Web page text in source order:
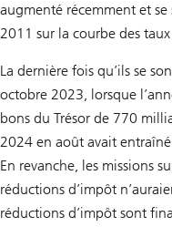
augmenté récemment et
2011 sur la courbe des
La dernière fois qu’ils se
octobre 2023, lorsque
bons du Trésor de 770
2024 en août avait
En revanche, les missions
réductions d’impôt
réductions d’impôt sont